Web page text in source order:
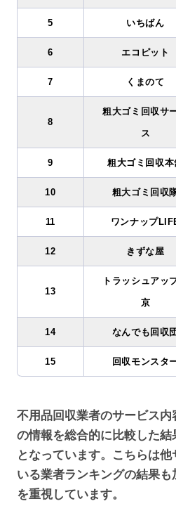
5 いちばん
6 エコピット
7 くまのて
8
粗大ゴミ回収サ
ス
9 粗大ゴミ回収本
10 粗大ゴミ回収
11 ワンナップ
12 きずな屋
13
トラッシュアッ
京
14 なんでも回収団
15 回収モンスタ
不用品回収業者のサービス
の情報を総合的に比較した
となっています。こちらは
いる業者ランキングの結果
を重視しています。